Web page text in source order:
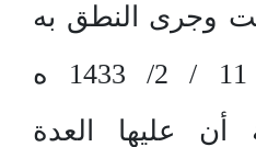
وجرى النطق به
في يوم الإثنين 11 / 2/ 1433 ه
أن عليها العدة